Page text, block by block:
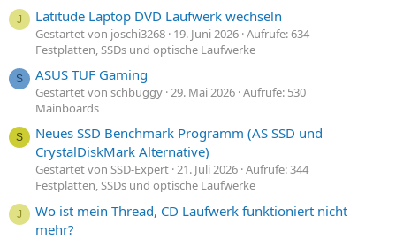
J Latitude Laptop DVD Laufwerk wechseln
Gestartet von joschi3268 19. Juni 2026 Aufrufe: 634
Festplatten, SSDs und optische Laufwerke
S ASUS TUF Gaming
Gestartet von schbuggy 29. Mai 2026 Aufrufe: 530
Mainboards
S
Neues SSD Benchmark Programm (AS SSD und
CrystalDiskMark Alternative)
Gestartet von SSD-Expert 21. Juli 2026 Aufrufe: 344
Festplatten, SSDs und optische Laufwerke
J
Wo ist mein Thread, CD Laufwerk funktioniert nicht
mehr?